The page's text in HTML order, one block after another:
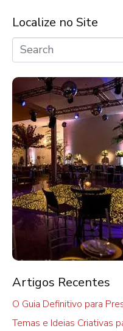
Localize no Site
Artigos Recentes
O Guia Definitivo para
Temas e Ideias Criativas